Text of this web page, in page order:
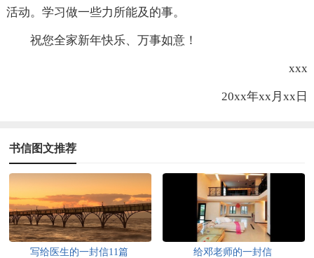
活动。学习做一些力所能及的事。
祝您全家新年快乐、万事如意！
xxx
20xx年xx月xx日
书信图文推荐
写给医生的一封信11篇 给邓老师的一封信